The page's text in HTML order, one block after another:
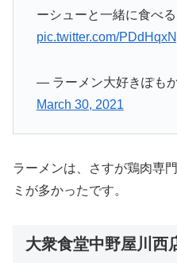
ーシューと一緒に食べる
pic.twitter.com/
— ラーメン大好きぽも
March 30, 2021
ラーメンは、さすが鶏肉専
ミが多かったです。
大衆食堂中野屋川西